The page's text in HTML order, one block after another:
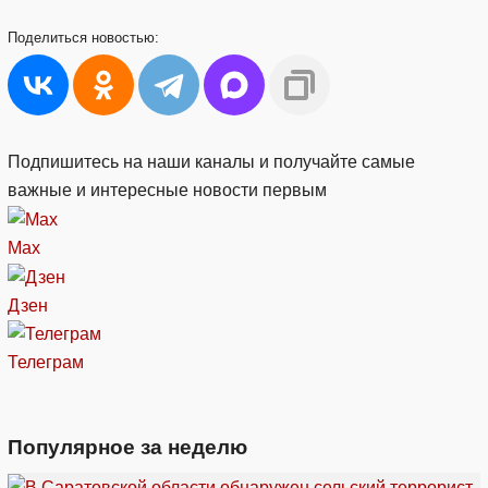
Поделиться новостью:
Подпишитесь на наши каналы и получайте самые
важные и интересные новости первым
Max
Дзен
Телеграм
Популярное за неделю